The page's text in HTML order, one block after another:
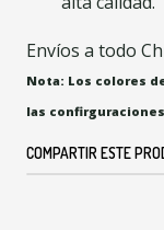
Envíos a todo
Nota: Los colores
las
COMPARTIR ESTE